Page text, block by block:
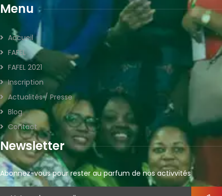
Menu
Accueil
FAFEL
FAFEL 2021
Inscription
Actualités / Presse
Blog
Contact
Newsletter
Abonnez-vous pour rester au parfum de nos activvités